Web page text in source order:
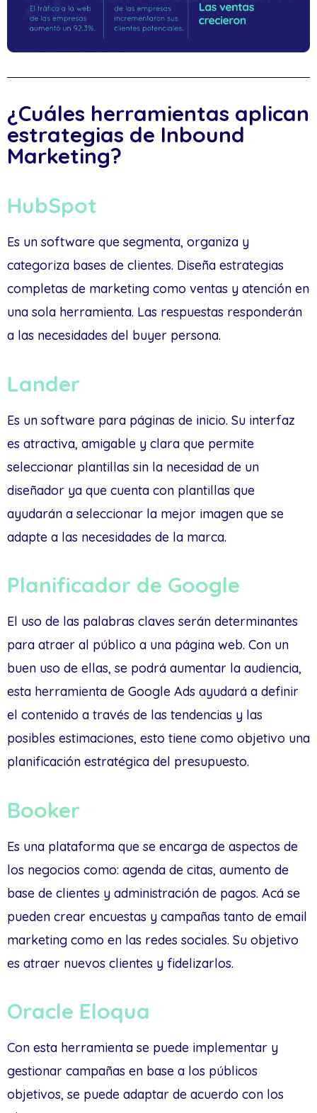
¿Cuáles herramientas aplican
estrategias de Inbound
Marketing?
HubSpot
Es un software que segmenta, organiza y
categoriza bases de clientes. Diseña estrategias
completas de marketing como ventas y atención en
una sola herramienta. Las respuestas responderán
a las necesidades del buyer persona.
Lander
Es un software para páginas de inicio. Su interfaz
es atractiva, amigable y clara que permite
seleccionar plantillas sin la necesidad de un
diseñador ya que cuenta con plantillas que
ayudarán a seleccionar la mejor imagen que se
adapte a las necesidades de la marca.
Planificador de Google
El uso de las palabras claves serán determinantes
para atraer al público a una página web. Con un
buen uso de ellas, se podrá aumentar la audiencia,
esta herramienta de Google Ads ayudará a definir
el contenido a través de las tendencias y las
posibles estimaciones, esto tiene como objetivo una
planificación estratégica del presupuesto.
Booker
Es una plataforma que se encarga de aspectos de
los negocios como: agenda de citas, aumento de
base de clientes y administración de pagos. Acá se
pueden crear encuestas y campañas tanto de email
marketing como en las redes sociales. Su objetivo
es atraer nuevos clientes y fidelizarlos.
Oracle Eloqua
Con esta herramienta se puede implementar y
gestionar campañas en base a los públicos
objetivos, se puede adaptar de acuerdo con los